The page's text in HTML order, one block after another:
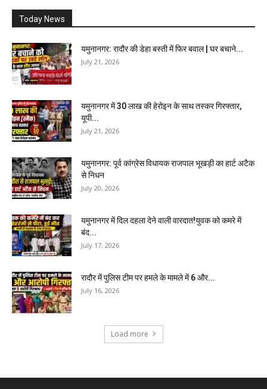
Today News
यमुनानगर: रादौर की डेहा बस्ती में फिर बवाल | घर बचाने...
July 21, 2026
यमुनानगर में 30 लाख की हेरोइन के साथ तस्कर गिरफ्तार,
यूपी...
July 21, 2026
यमुनानगर: पूर्व कांग्रेस विधायक राजपाल भूखड़ी का हार्ट अटैक
से निधन
July 20, 2026
यमुनानगर में दिल दहला देने वाली वारदात!युवक को कमरे में
बंद...
July 17, 2026
रादौर में पुलिस टीम पर हमले के मामले में 6 और...
July 16, 2026
Load more